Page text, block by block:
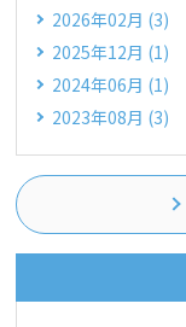
2026年02月 (3)
2025年12月 (1)
2024年06月 (1)
2023年08月 (3)